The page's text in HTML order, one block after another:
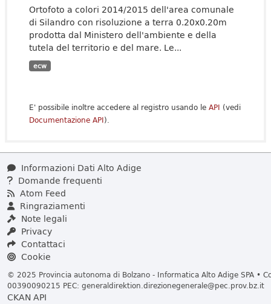
Ortofoto a colori 2014/2015 dell'area comunale
di Silandro con risoluzione a terra 0.20x0.20m
prodotta dal Ministero dell'ambiente e della
tutela del territorio e del mare. Le...
ecw
E' possibile inoltre accedere al registro usando le API (vedi
Documentazione API).
Informazioni Dati Alto Adige
Domande frequenti
Atom Feed
Ringraziamenti
Note legali
Privacy
Contattaci
Cookie
© 2025 Provincia autonoma di Bolzano - Informatica Alto Adige SPA •
00390090215 PEC: generaldirektion.direzionegenerale@pec.prov.bz.it
CKAN API